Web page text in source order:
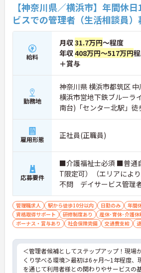
・処遇改善手当を毎月および半期末手当と
還元 ・配偶者1万円や満18歳未満の子5千円
い扶養手当を支給
・結婚・出生・入学のお祝い金やヘルスチ
助など独自の福利厚生制度を用意
【資格を活かせるキャリアアップ環境】
・公的資格取得や自己啓発支援制度を活用し
・管理職や他職種への転換など多彩なキャ
ンを用意
・髪色やネイルなどが自由で個性を大切に
風
【神奈川県／横浜市】年間休
ビスでの管理者（生活相談員）
給料
月収31.7万円～程度
年収408万円～517万円
＋賞与
勤務地
神奈川県 横浜市都筑区
横浜市営地下鉄ブルーラ
南台)「センター北駅」徒
雇用形態 正社員(正職員)
応募要件
■介護福祉士必須 ■普通
T限定可）（エリアによ
不問 デイサービス管理
迎
管理職求人 駅から徒歩10分以内 日勤のみ
年間
資格取得サポート
研修制度あり
産休･育休･介護
ボーナス・賞与あり
社会保険完備 交通費支給
＜管理者候補としてステップアップ！現場
くり学べる環境＞最初は6ヶ月～1年程度、
を通じて利用者様との関わりやサービスの